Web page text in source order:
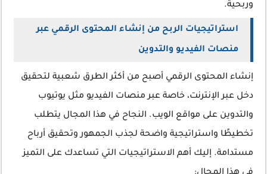
وربحية.
استراتيجيات الربح من إنشاء المحتوى الرقمي عبر
منصات الفيديو والتدوين
إنشاء المحتوى الرقمي أصبح من أكثر الطرق شعبية لتحقيق
دخل عبر الإنترنت، خاصة عبر منصات الفيديو مثل يوتيوب
والتدوين على مواقع الويب. النجاح في هذا المجال يتطلب
تخطيطًا واستراتيجية واضحة لجذب الجمهور وتحقيق أرباح
مستدامة. إليك أهم الاستراتيجيات التي تساعدك على التميز